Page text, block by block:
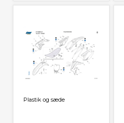
Plastik og sæde